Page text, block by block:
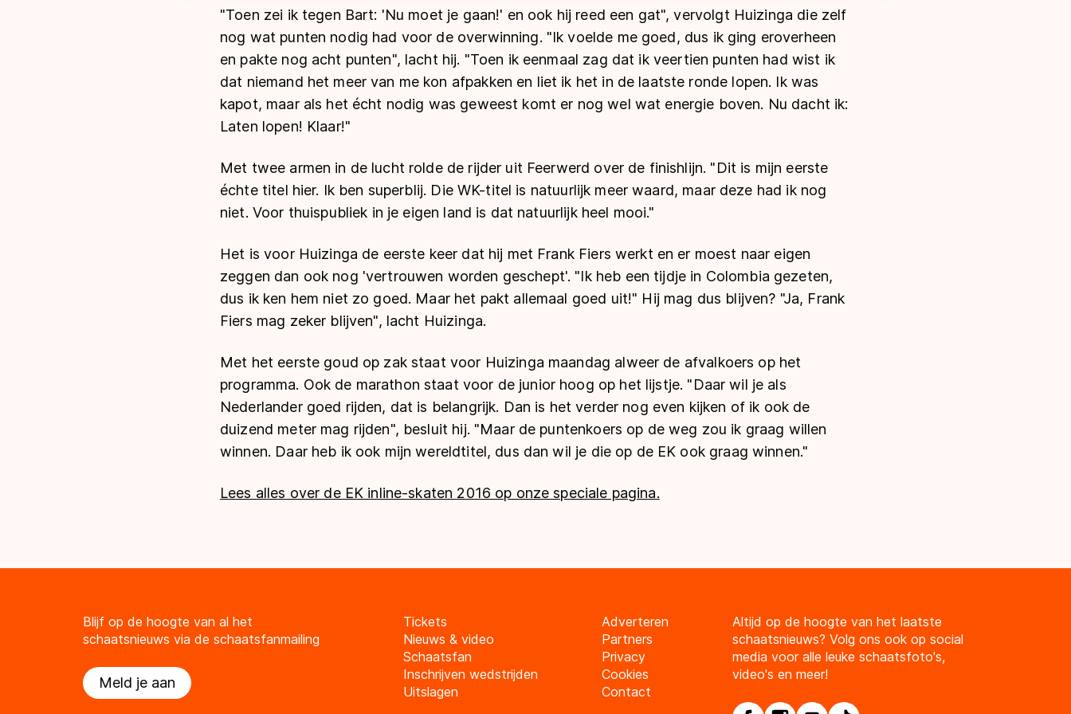
"Toen zei ik tegen Bart: 'Nu moet je gaan!' en ook hij reed een gat", vervolgt Huizinga die zelf
nog wat punten nodig had voor de overwinning. "Ik voelde me goed, dus ik ging eroverheen
en pakte nog acht punten", lacht hij. "Toen ik eenmaal zag dat ik veertien punten had wist ik
dat niemand het meer van me kon afpakken en liet ik het in de laatste ronde lopen. Ik was
kapot, maar als het écht nodig was geweest komt er nog wel wat energie boven. Nu dacht ik:
Laten lopen! Klaar!"
Met twee armen in de lucht rolde de rijder uit Feerwerd over de finishlijn. "Dit is mijn eerste
échte titel hier. Ik ben superblij. Die WK-titel is natuurlijk meer waard, maar deze had ik nog
niet. Voor thuispubliek in je eigen land is dat natuurlijk heel mooi."
Het is voor Huizinga de eerste keer dat hij met Frank Fiers werkt en er moest naar eigen
zeggen dan ook nog 'vertrouwen worden geschept'. "Ik heb een tijdje in Colombia gezeten,
dus ik ken hem niet zo goed. Maar het pakt allemaal goed uit!" Hij mag dus blijven? "Ja, Frank
Fiers mag zeker blijven", lacht Huizinga.
Met het eerste goud op zak staat voor Huizinga maandag alweer de afvalkoers op het
programma. Ook de marathon staat voor de junior hoog op het lijstje. "Daar wil je als
Nederlander goed rijden, dat is belangrijk. Dan is het verder nog even kijken of ik ook de
duizend meter mag rijden", besluit hij. "Maar de puntenkoers op de weg zou ik graag willen
winnen. Daar heb ik ook mijn wereldtitel, dus dan wil je die op de EK ook graag winnen."
Lees alles over de EK inline-skaten 2016 op onze speciale pagina.
Blijf op de hoogte van al het
schaatsnieuws via de schaatsfanmailing
Meld je aan
Tickets
Nieuws & video
Schaatsfan
Inschrijven wedstrijden
Uitslagen
Adverteren
Partners
Privacy
Cookies
Contact
Altijd op de hoogte van het laatste
schaatsnieuws? Volg ons ook op social
media voor alle leuke schaatsfoto's,
video's en meer!